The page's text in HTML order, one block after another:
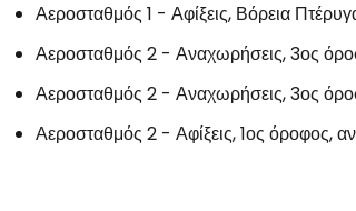
Αεροσταθμός 1 - Αφίξεις, Βόρεια
Αεροσταθμός 2 - Αναχωρήσεις, 3ος
Αεροσταθμός 2 - Αναχωρήσεις, 3ος
Αεροσταθμός 2 - Αφίξεις, 1ος όροφος,